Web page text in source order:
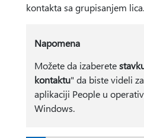
kontakta sa grupisanjem lica.
Napomena
Možete da izaberete
kontaktu" da biste videli
aplikaciji People u
Windows.